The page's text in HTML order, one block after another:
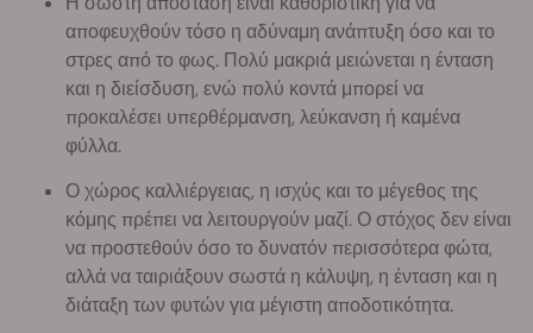
αποφευχθούν τόσο η αδύναμη ανάπτυξη όσο και το
στρες από το φως. Πολύ μακριά μειώνεται η ένταση
και η διείσδυση, ενώ πολύ κοντά μπορεί να
προκαλέσει υπερθέρμανση, λεύκανση ή καμένα
φύλλα.
Ο χώρος καλλιέργειας, η ισχύς και το μέγεθος της
κόμης πρέπει να λειτουργούν μαζί. Ο στόχος δεν είναι
να προστεθούν όσο το δυνατόν περισσότερα φώτα,
αλλά να ταιριάξουν σωστά η κάλυψη, η ένταση και η
διάταξη των φυτών για μέγιστη αποδοτικότητα.